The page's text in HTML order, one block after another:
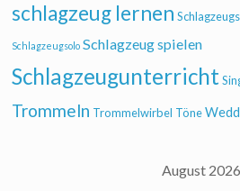
schlagzeug lernen
Schlagzeugsolo Schlagzeug spielen
Schlagzeugunterricht
Trommeln Trommelwirbel Töne
August 2026